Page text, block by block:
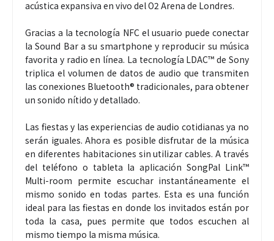
acústica expansiva en vivo del O2 Arena de Londres.
Gracias a la tecnología NFC el usuario puede conectar
la Sound Bar a su smartphone y reproducir su música
favorita y radio en línea. La tecnología LDAC™ de Sony
triplica el volumen de datos de audio que transmiten
las conexiones Bluetooth® tradicionales, para obtener
un sonido nítido y detallado.
Las fiestas y las experiencias de audio cotidianas ya no
serán iguales. Ahora es posible disfrutar de la música
en diferentes habitaciones sin utilizar cables. A través
del teléfono o tableta la aplicación SongPal Link™
Multi-room permite escuchar instantáneamente el
mismo sonido en todas partes. Esta es una función
ideal para las fiestas en donde los invitados están por
toda la casa, pues permite que todos escuchen al
mismo tiempo la misma música.